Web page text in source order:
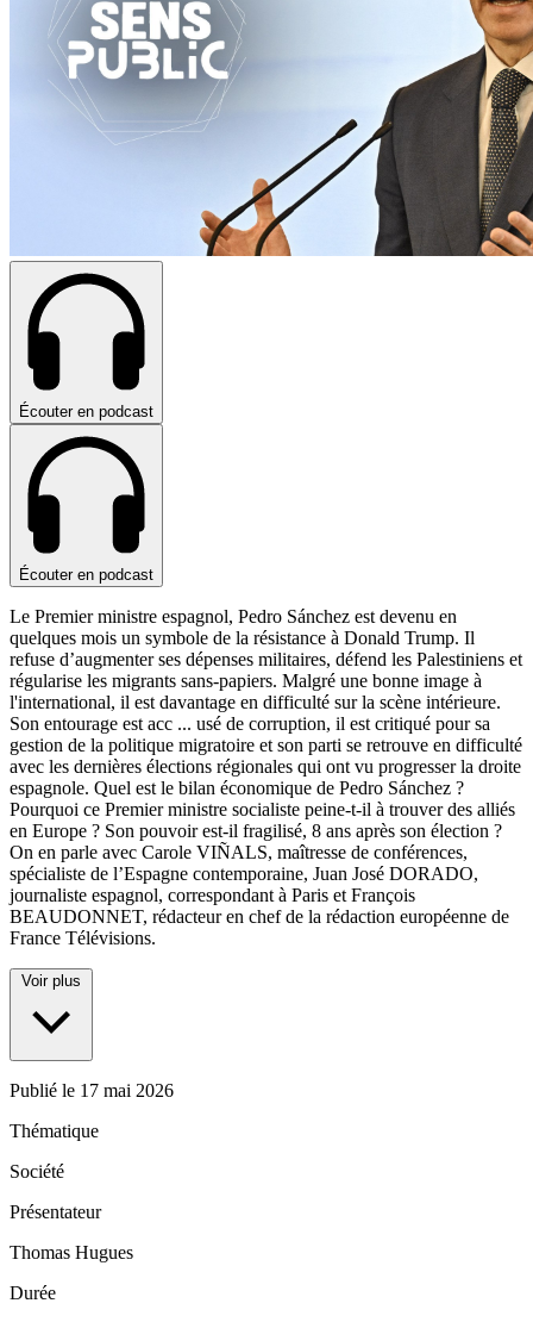
Écouter en podcast
Écouter en podcast
Le Premier ministre espagnol, Pedro Sánchez est devenu en
quelques mois un symbole de la résistance à Donald Trump. Il
refuse d’augmenter ses dépenses militaires, défend les Palestiniens et
régularise les migrants sans-papiers. Malgré une bonne image à
l'international, il est davantage en difficulté sur la scène intérieure.
Son entourage est acc ... usé de corruption, il est critiqué pour sa
gestion de la politique migratoire et son parti se retrouve en difficulté
avec les dernières élections régionales qui ont vu progresser la droite
espagnole. Quel est le bilan économique de Pedro Sánchez ?
Pourquoi ce Premier ministre socialiste peine-t-il à trouver des alliés
en Europe ? Son pouvoir est-il fragilisé, 8 ans après son élection ?
On en parle avec Carole VIÑALS, maîtresse de conférences,
spécialiste de l’Espagne contemporaine, Juan José DORADO,
journaliste espagnol, correspondant à Paris et François
BEAUDONNET, rédacteur en chef de la rédaction européenne de
France Télévisions.
Voir plus
Publié le 17 mai 2026
Thématique
Société
Présentateur
Thomas Hugues
Durée